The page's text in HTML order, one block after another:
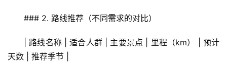
### 2. 路线推荐（不同需求的对比）
| 路线名称 | 适合人群 | 主要景点 | 里程（km） | 预计
天数 | 推荐季节 |